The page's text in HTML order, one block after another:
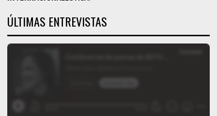
ÚLTIMAS ENTREVISTAS